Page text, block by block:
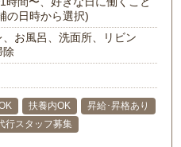
の日時から選択)
お風呂、洗面所、リビン
除
扶養内OK
昇給･昇格あり
行スタッフ募集